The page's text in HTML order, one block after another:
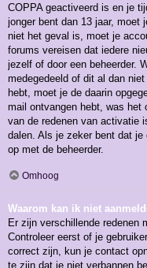
COPPA geactiveerd is en je
jonger bent dan 13 jaar, moet
niet het geval is, moet je
forums vereisen dat iedere
jezelf of door een beheerder.
medegedeeld of dit al dan
hebt, moet je de daarin
mail ontvangen hebt, was het
van de redenen van activatie
dalen. Als je zeker bent dat
op met de beheerder.
Omhoog
Waarom kan ik niet
Er zijn verschillende redenen
Controleer eerst of je
correct zijn, kun je contact
te zijn dat je niet verbannen